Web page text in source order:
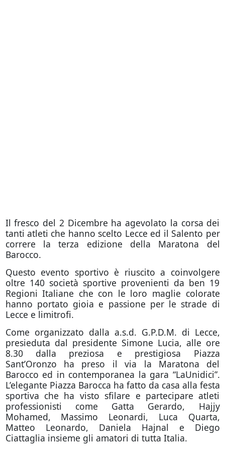
Il fresco del 2 Dicembre ha agevolato la corsa dei
tanti atleti che hanno scelto Lecce ed il Salento per
correre la terza edizione della Maratona del
Barocco.
Questo evento sportivo è riuscito a coinvolgere
oltre 140 società sportive provenienti da ben 19
Regioni Italiane che con le loro maglie colorate
hanno portato gioia e passione per le strade di
Lecce e limitrofi.
Come organizzato dalla a.s.d. G.P.D.M. di Lecce,
presieduta dal presidente Simone Lucia, alle ore
8.30 dalla preziosa e prestigiosa Piazza
Sant’Oronzo ha preso il via la Maratona del
Barocco ed in contemporanea la gara “LaUnidici”.
L’elegante Piazza Barocca ha fatto da casa alla festa
sportiva che ha visto sfilare e partecipare atleti
professionisti come Gatta Gerardo, Hajjy
Mohamed, Massimo Leonardi, Luca Quarta,
Matteo Leonardo, Daniela Hajnal e Diego
Ciattaglia insieme gli amatori di tutta Italia.